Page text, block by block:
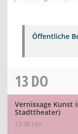
Öffentliche
13DO
Vernissage Kunst
Stadttheater)
19:30 Uhr